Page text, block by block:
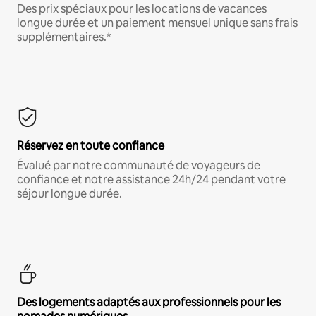
Des prix spéciaux pour les locations de vacances
longue durée et un paiement mensuel unique sans frais
supplémentaires.*
Réservez en toute confiance
Évalué par notre communauté de voyageurs de
confiance et notre assistance 24h/24 pendant votre
séjour longue durée.
Des logements adaptés aux professionnels pour les